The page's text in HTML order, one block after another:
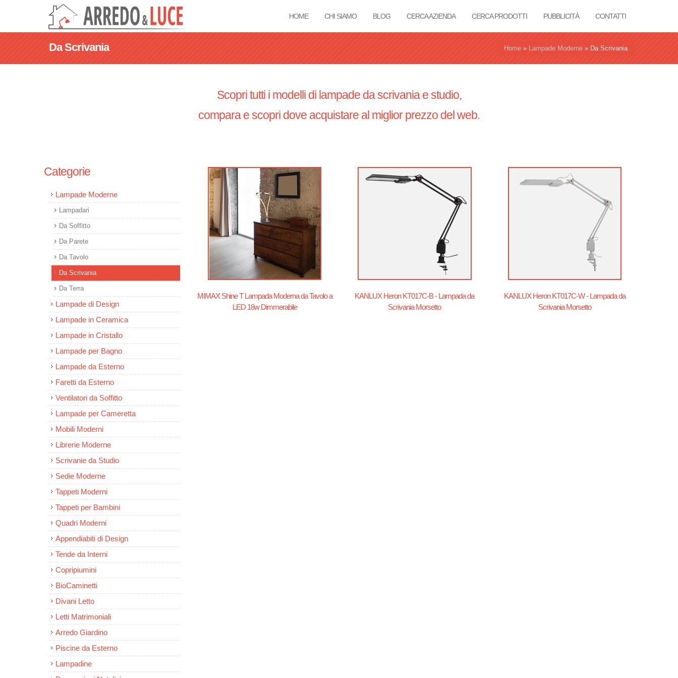
HOME CHI SIAMO BLOG CERCA AZIENDA CERCA PRODOTTI PUBBLICITÀ CONTATTI
Da Scrivania Home » Lampade Moderne » Da Scrivania
Scopri tutti i modelli di lampade da scrivania e studio,
compara e scopri dove acquistare al miglior prezzo del web.
Categorie
Lampade Moderne
Lampadari
Da Soffitto
Da Parete
Da Tavolo
Da Scrivania
Da Terra
Lampade di Design
Lampade in Ceramica
Lampade in Cristallo
Lampade per Bagno
Lampade da Esterno
Faretti da Esterno
Ventilatori da Soffitto
Lampade per Cameretta
Mobili Moderni
Librerie Moderne
Scrivanie da Studio
Sedie Moderne
Tappeti Moderni
Tappeti per Bambini
Quadri Moderni
Appendiabiti di Design
Tende da Interni
Copripiumini
BioCaminetti
Divani Letto
Letti Matrimoniali
Arredo Giardino
Piscine da Esterno
Lampadine
MIMAX Shine T Lampada Moderna da Tavolo a
LED 18w Dimmerabile
KANLUX Heron KT017C-B - Lampada da
Scrivania Morsetto
KANLUX Heron KT017C-W - Lampada da
Scrivania Morsetto